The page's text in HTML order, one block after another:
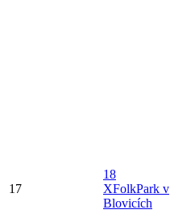
17
18
XFolkPark v
Blovicích